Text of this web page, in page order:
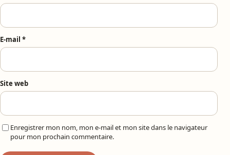
E-mail *
Site web
Enregistrer mon nom, mon e-mail et mon site dans le navigateur
pour mon prochain commentaire.